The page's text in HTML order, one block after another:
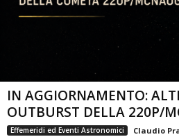
IN AGGIORNAMENTO:
OUTBURST DELLA 220P/
Effemeridi ed Eventi Astronomici Claudio